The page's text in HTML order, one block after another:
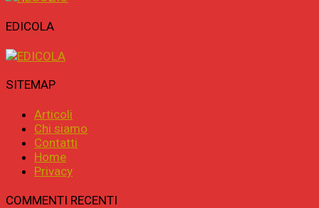
EDICOLA
SITEMAP
Articoli
Chi siamo
Contatti
Home
Privacy
COMMENTI RECENTI